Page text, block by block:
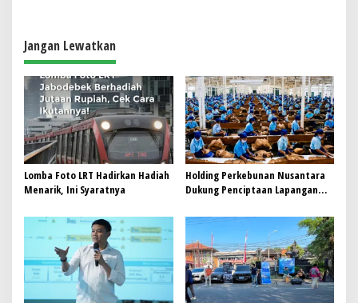
a
s
i
p
o
s
Jangan Lewatkan
Lomba Foto LRT Hadirkan Hadiah
Menarik, Ini Syaratnya
Holding Perkebunan Nusantara
Dukung Penciptaan Lapangan
Pekerja di Pabrik Tembakau